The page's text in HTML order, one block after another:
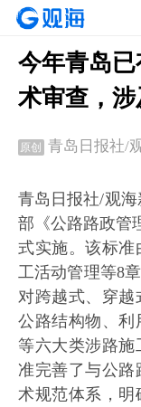
今年青岛
术审查，
原创 青岛日报社/
青岛日报社/观海
部《公路路政管
式实施。该标
工活动管理等8
对跨越式、穿越
公路结构物、
等六大类涉路
准完善了与公路
术规范体系，明